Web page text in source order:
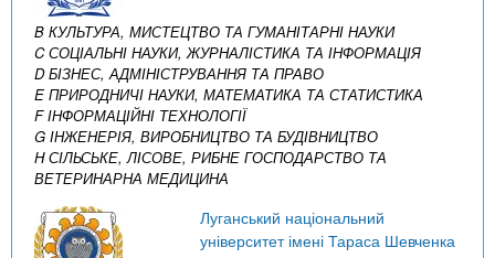
B КУЛЬТУРА, МИСТЕЦТВО ТА ГУМАНІТАРНІ НАУКИ
C СОЦІАЛЬНІ НАУКИ, ЖУРНАЛІСТИКА ТА ІНФОРМАЦІЯ
D БІЗНЕС, АДМІНІСТРУВАННЯ ТА ПРАВО
E ПРИРОДНИЧІ НАУКИ, МАТЕМАТИКА ТА СТАТИСТИКА
F ІНФОРМАЦІЙНІ ТЕХНОЛОГІЇ
G ІНЖЕНЕРІЯ, ВИРОБНИЦТВО ТА БУДІВНИЦТВО
H СІЛЬСЬКЕ, ЛІСОВЕ, РИБНЕ ГОСПОДАРСТВО ТА
ВЕТЕРИНАРНА МЕДИЦИНА
Луганський національний
університет імені Тараса Шевченка